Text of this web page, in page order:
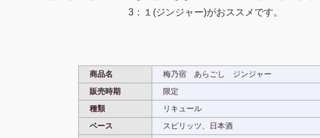
3：１(ジンジャー)がおススメです。
商品名
梅乃宿 あらごし ジンジャー
販売時期
限定
種類
リキュール
ベース
スピリッツ、日本酒